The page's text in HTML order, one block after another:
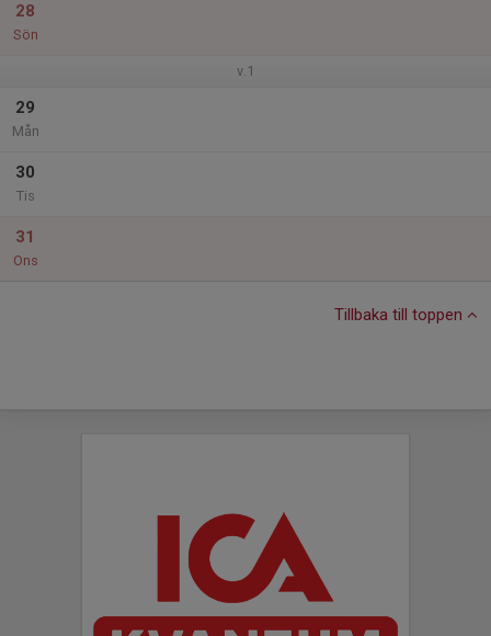
28
Sön
v.1
29
Mån
30
Tis
31
Ons
Tillbaka till toppen